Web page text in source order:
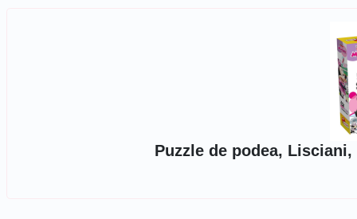
Puzzle de podea,